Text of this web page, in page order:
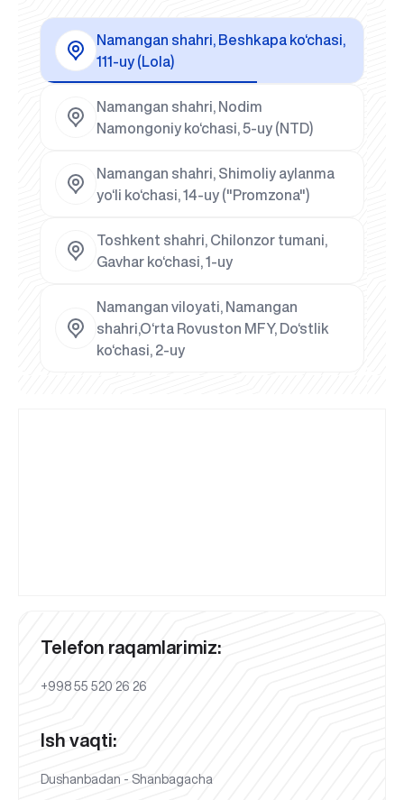
Namangan shahri, Beshkapa ko‘chasi,
111-uy (Lola)
Namangan shahri, Nodim
Namongoniy ko‘chasi, 5-uy (NTD)
Namangan shahri, Shimoliy aylanma
yo‘li ko‘chasi, 14-uy ("Promzona")
Toshkent shahri, Chilonzor tumani,
Gavhar ko‘chasi, 1-uy
Namangan viloyati, Namangan
shahri,O‘rta Rovuston MFY, Do‘stlik
ko‘chasi, 2-uy
Telefon raqamlarimiz:
+998 55 520 26 26
Ish vaqti:
Dushanbadan - Shanbagacha